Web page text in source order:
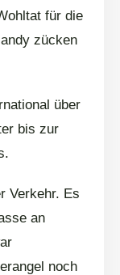
für die
zücken
über
bis zur
Verkehr. Es
an
noch